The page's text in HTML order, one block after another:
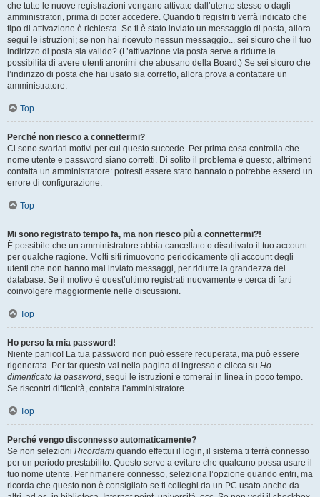
che tutte le nuove registrazioni vengano attivate dall’utente stesso o dagli
amministratori, prima di poter accedere. Quando ti registri ti verrà indicato che
tipo di attivazione è richiesta. Se ti è stato inviato un messaggio di posta, allora
segui le istruzioni; se non hai ricevuto nessun messaggio... sei sicuro che il tuo
indirizzo di posta sia valido? (L’attivazione via posta serve a ridurre la
possibilità di avere utenti anonimi che abusano della Board.) Se sei sicuro che
l’indirizzo di posta che hai usato sia corretto, allora prova a contattare un
amministratore.
Top
Perché non riesco a connettermi?
Ci sono svariati motivi per cui questo succede. Per prima cosa controlla che
nome utente e password siano corretti. Di solito il problema è questo, altrimenti
contatta un amministratore: potresti essere stato bannato o potrebbe esserci un
errore di configurazione.
Top
Mi sono registrato tempo fa, ma non riesco più a connettermi?!
È possibile che un amministratore abbia cancellato o disattivato il tuo account
per qualche ragione. Molti siti rimuovono periodicamente gli account degli
utenti che non hanno mai inviato messaggi, per ridurre la grandezza del
database. Se il motivo è quest’ultimo registrati nuovamente e cerca di farti
coinvolgere maggiormente nelle discussioni.
Top
Ho perso la mia password!
Niente panico! La tua password non può essere recuperata, ma può essere
rigenerata. Per far questo vai nella pagina di ingresso e clicca su Ho
dimenticato la password, segui le istruzioni e tornerai in linea in poco tempo.
Se riscontri difficoltà, contatta l’amministratore.
Top
Perché vengo disconnesso automaticamente?
Se non selezioni Ricordami quando effettui il login, il sistema ti terrà connesso
per un periodo prestabilito. Questo serve a evitare che qualcuno possa usare il
tuo nome utente. Per rimanere connesso, seleziona l’opzione quando entri, ma
ricorda che questo non è consigliato se ti colleghi da un PC usato anche da